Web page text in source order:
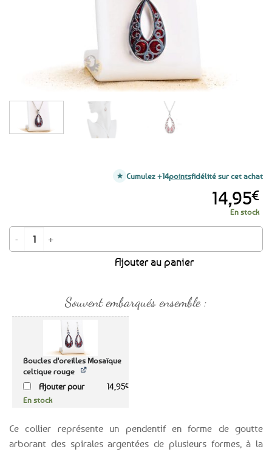
Ce collier représente un pendentif en forme de goutte
arborant des spirales argentées de plusieurs formes, à la
14,95€
En stock
Souvent embarqués ensemble :
Boucles d'oreilles Mosaïque
celtique rouge
Ajouter pour 14,95€
En stock
quantité de Collier Mosaïque celtique rouge
Ajouter au panier
Cumulez +14pointsfidélité sur cet achat